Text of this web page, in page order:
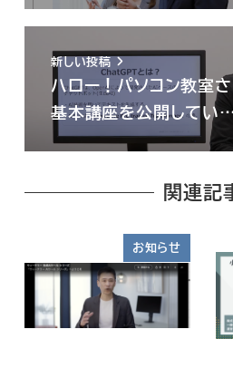
新しい投稿
ハロー！パソコン教室
基本講座を公開してい
関連記
お知らせ